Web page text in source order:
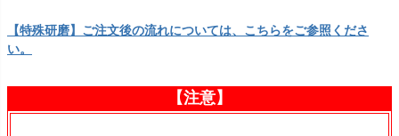
【特殊研磨】ご注文後の流れについては、こちらをご参照くださ
い。
【注意】